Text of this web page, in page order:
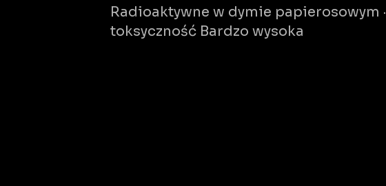
Radioaktywne w dymie papierosowym ·
toksyczność Bardzo wysoka